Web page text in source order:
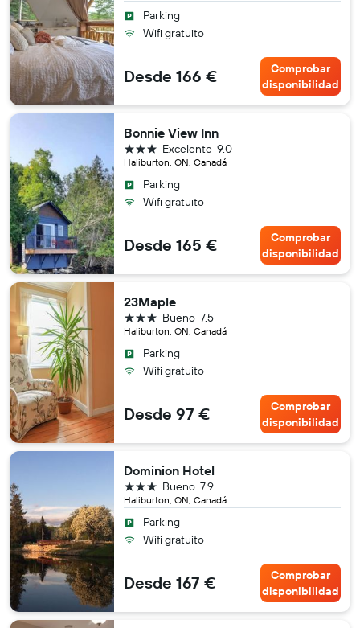
Parking
Wifi gratuito
Desde 166 €
Comprobar
disponibilidad
Bonnie View Inn
Haliburton, ON, Canadá
9.0
Excelente
3 estrellas
Parking
Wifi gratuito
Desde 165 €
Comprobar
disponibilidad
23Maple
Haliburton, ON, Canadá
7.5
Bueno
3 estrellas
Parking
Wifi gratuito
Desde 97 €
Comprobar
disponibilidad
Dominion Hotel
Haliburton, ON, Canadá
7.9
Bueno
3 estrellas
Parking
Wifi gratuito
Desde 167 €
Comprobar
disponibilidad